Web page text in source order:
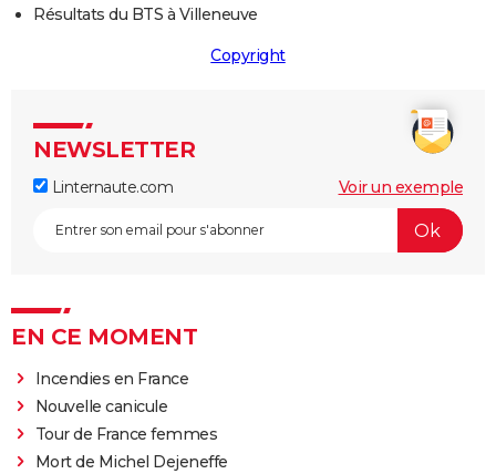
Résultats du BTS à Villeneuve
Copyright
NEWSLETTER
Linternaute.com Voir un exemple
EN CE MOMENT
Incendies en France
Nouvelle canicule
Tour de France femmes
Mort de Michel Dejeneffe